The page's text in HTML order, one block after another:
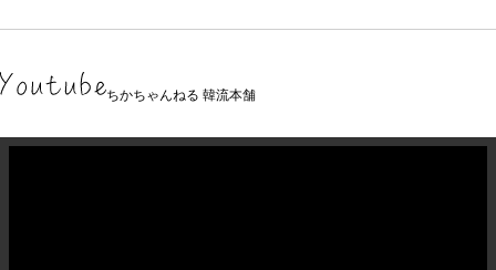
ちかちゃんねる 韓流本舗